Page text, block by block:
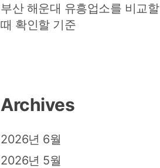
부산 해운대 유흥업소를 비교할
때 확인할 기준
Archives
2026년 6월
2026년 5월